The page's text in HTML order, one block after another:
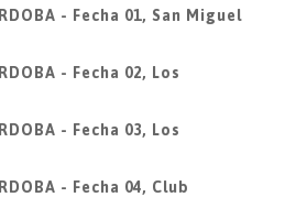
- Fecha 01, San Miguel
- Fecha 02, Los
- Fecha 03, Los
- Fecha 04, Club